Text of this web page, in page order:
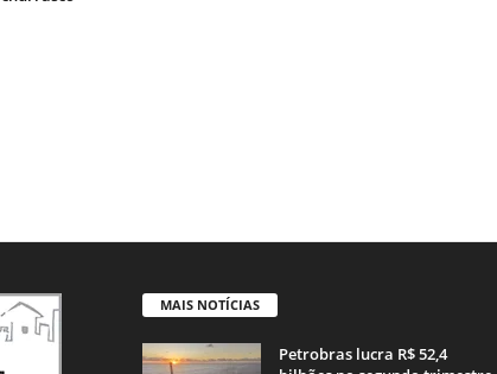
MAIS NOTÍCIAS
Petrobras lucra R$ 52,4